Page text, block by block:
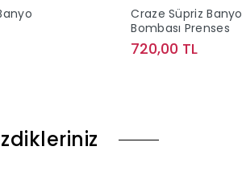
Craze Süpriz Banyo
Bombası Prenses
720,00 TL